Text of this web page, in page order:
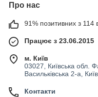
Про нас
91% позитивних з 114
Працює з 23.06.2015
м. Київ
03027, Київська обл.
Васильківська 2-а,
Контакти